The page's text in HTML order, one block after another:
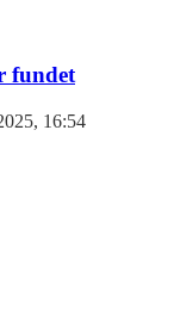
fundet
16:54